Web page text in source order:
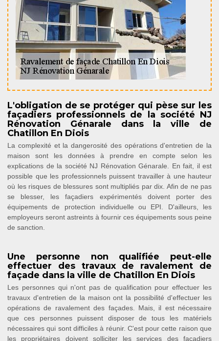
L'obligation de se protéger qui pèse sur les
façadiers professionnels de la société NJ
Rénovation Génarale dans la ville de
Chatillon En Diois
La complexité et la dangerosité des opérations d'entretien de la
maison sont les données à prendre en compte selon les
explications de la société NJ Rénovation Génarale. En fait, il est
possible que les professionnels puissent travailler à une hauteur
où les risques de blessures sont multipliés par dix. Afin de ne pas
se blesser, les façadiers expérimentés doivent porter des
équipements de protection individuelle ou EPI. D'ailleurs, les
employeurs seront astreints à fournir ces équipements sous peine
de sanction.
Une personne non qualifiée peut-elle
effectuer des travaux de ravalement de
façade dans la ville de Chatillon En Diois
Les personnes qui n'ont pas de qualification pour effectuer les
travaux d'entretien de la maison ont la possibilité d'effectuer les
opérations de ravalement des façades. Mais, il est nécessaire
que ces personnes puissent disposer de tous les matériels
nécessaires qui sont difficiles à réunir. C'est pour cette raison que
les propriétaires doivent solliciter les services des façadiers